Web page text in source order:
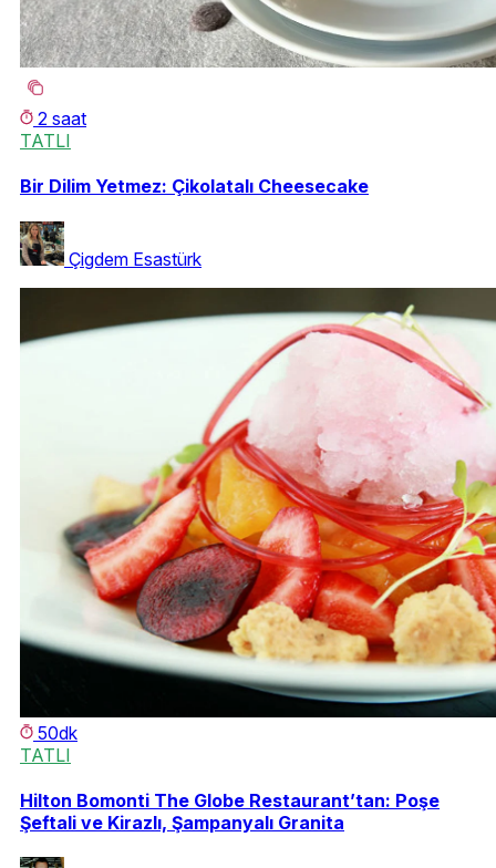
2 saat
TATLI
Bir Dilim Yetmez: Çikolatalı Cheesecake
Çigdem Esastürk
50dk
TATLI
Hilton Bomonti The Globe Restaurant’tan: Poşe
Şeftali ve Kirazlı, Şampanyalı Granita